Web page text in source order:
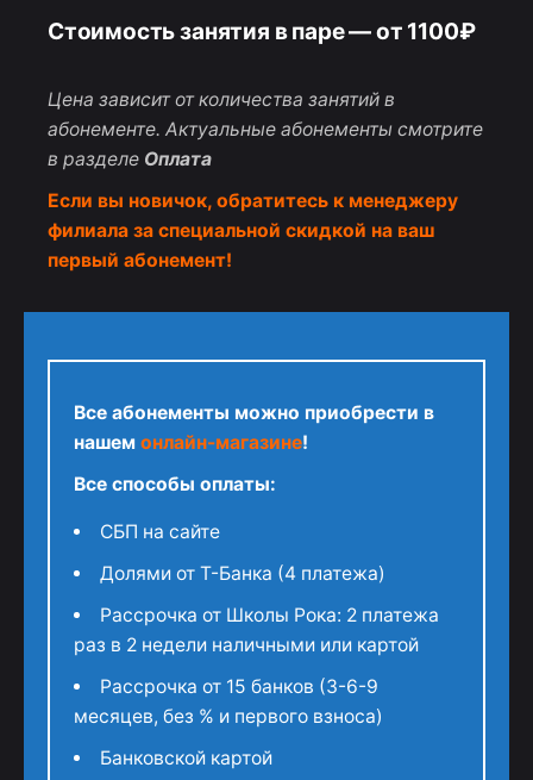
Стоимость занятия в паре— от 1100₽
Цена зависит от количества занятий в
абонементе. Актуальные абонементы смотрите
в разделе Оплата
Если вы новичок, обратитесь к менеджеру
филиала за специальной скидкой на ваш
первый абонемент!
Все абонементы можно приобрести в
нашем онлайн-магазине!
Все способы оплаты:
СБП на сайте
Долями от Т-Банка (4 платежа)
Рассрочка от Школы Рока: 2 платежа
раз в 2 недели наличными или картой
Рассрочка от 15 банков (3-6-9
месяцев, без % и первого взноса)
Банковской картой